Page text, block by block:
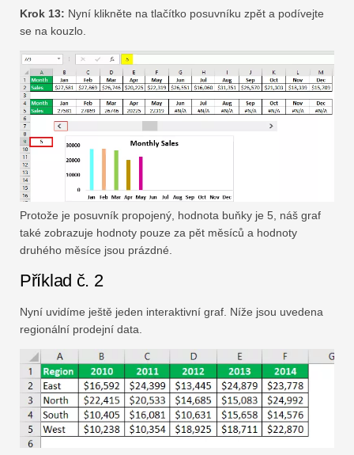
Krok 13: Nyní klikněte na tlačítko posuvníku zpět a podívejte
se na kouzlo.
Protože je posuvník propojený, hodnota buňky je 5, náš graf
také zobrazuje hodnoty pouze za pět měsíců a hodnoty
druhého měsíce jsou prázdné.
Příklad č. 2
Nyní uvidíme ještě jeden interaktivní graf. Níže jsou uvedena
regionální prodejní data.